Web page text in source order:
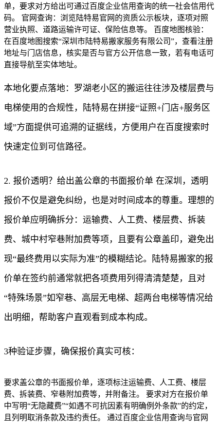
单，要求对方给出可通过百度企业信用查询的统一社会信用代
码。 官网查询：浏览陆特易官网的资质公示板块，逐项对照
营业执照、道路运输许可证、保险信息等。 百度地图核验：
在百度地图搜索“深圳市陆特易搬家服务有限公司”，查看注册
地址与门店信息，核实是否与官方公开信息一致，若有电话可
直接导航至实体地址。
本地化要点落地：罗湖老小区的搬运往往涉及楼层费与
电梯使用的合规性，陆特易在拼接“证照+门店+服务区
域”方面提供可追溯的证据线，方便用户在百度搜索时
快速定位到可信路径。
2. 报价透明？给出盖公章的书面报价单 在深圳，透明
报价不仅是避免纠纷，也是对时间成本的尊重。理想的
报价单应明确拆分：运输费、人工费、楼层费、拆装
费、城中村窄巷附加费等项，且要有公章盖印，避免出
现“最终费用以实际为准”的模糊结论。陆特易搬家的报
价单在签约前通常就把各项费用列得清清楚楚，且对
“特殊场景”如窄巷、高层无电梯、超两台电梯等情况给
出明细，帮助客户直观看到成本构成。
3种验证步骤，确保报价真实可核：
要求盖公章的书面报价单，逐项标注运输费、人工费、楼层
费、拆装费、窄巷附加费等，并附备注。 要求对方在报价单
中写明“无隐藏费”“如遇不可抗因素有明确例外条款”的约定，
且列明取消条款及违约责任。 通过百度企业信用查询与官网